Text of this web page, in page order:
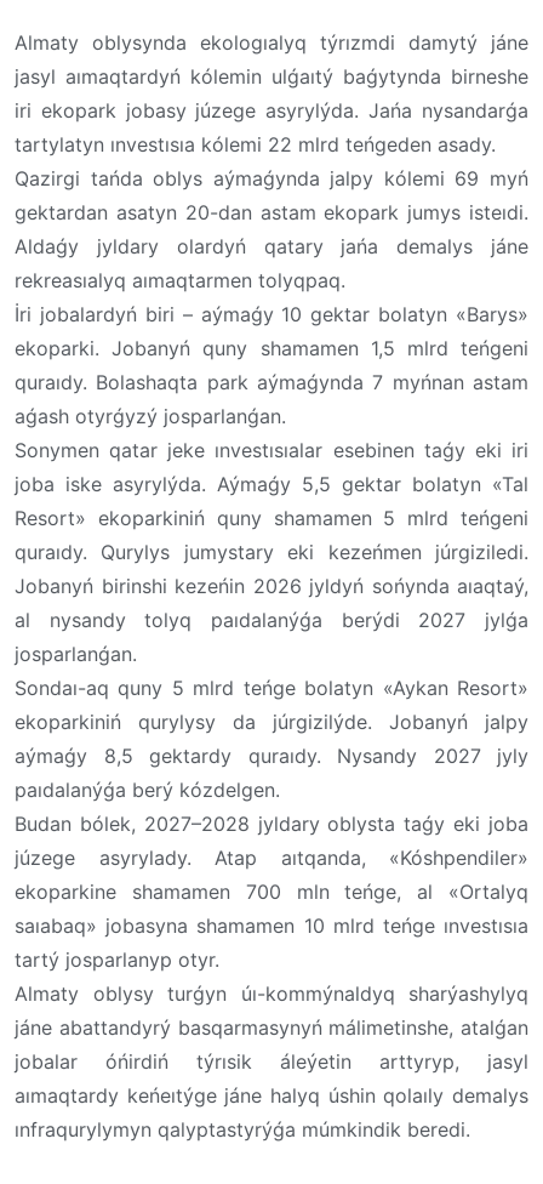
Almaty oblysynda ekologıalyq týrızmdi damytý jáne
jasyl aımaqtardyń kólemin ulǵaıtý baǵytynda birneshe
iri ekopark jobasy júzege asyrylýda. Jańa nysandarǵa
tartylatyn ınvestısıa kólemi 22 mlrd teńgeden asady.
Qazirgi tańda oblys aýmaǵynda jalpy kólemi 69 myń
gektardan asatyn 20-dan astam ekopark jumys isteıdi.
Aldaǵy jyldary olardyń qatary jańa demalys jáne
rekreasıalyq aımaqtarmen tolyqpaq.
İri jobalardyń biri – aýmaǵy 10 gektar bolatyn «Barys»
ekoparki. Jobanyń quny shamamen 1,5 mlrd teńgeni
quraıdy. Bolashaqta park aýmaǵynda 7 myńnan astam
aǵash otyrǵyzý josparlanǵan.
Sonymen qatar jeke ınvestısıalar esebinen taǵy eki iri
joba iske asyrylýda. Aýmaǵy 5,5 gektar bolatyn «Tal
Resort» ekoparkiniń quny shamamen 5 mlrd teńgeni
quraıdy. Qurylys jumystary eki kezeńmen júrgiziledi.
Jobanyń birinshi kezeńin 2026 jyldyń sońynda aıaqtaý,
al nysandy tolyq paıdalanýǵa berýdi 2027 jylǵa
josparlanǵan.
Sondaı-aq quny 5 mlrd teńge bolatyn «Aykan Resort»
ekoparkiniń qurylysy da júrgizilýde. Jobanyń jalpy
aýmaǵy 8,5 gektardy quraıdy. Nysandy 2027 jyly
paıdalanýǵa berý kózdelgen.
Budan bólek, 2027–2028 jyldary oblysta taǵy eki joba
júzege asyrylady. Atap aıtqanda, «Kóshpendiler»
ekoparkine shamamen 700 mln teńge, al «Ortalyq
saıabaq» jobasyna shamamen 10 mlrd teńge ınvestısıa
tartý josparlanyp otyr.
Almaty oblysy turǵyn úı-kommýnaldyq sharýashylyq
jáne abattandyrý basqarmasynyń málimetinshe, atalǵan
jobalar óńirdiń týrısik áleýetin arttyryp, jasyl
aımaqtardy keńeıtýge jáne halyq úshin qolaıly demalys
ınfraqurylymyn qalyptastyrýǵa múmkindik beredi.